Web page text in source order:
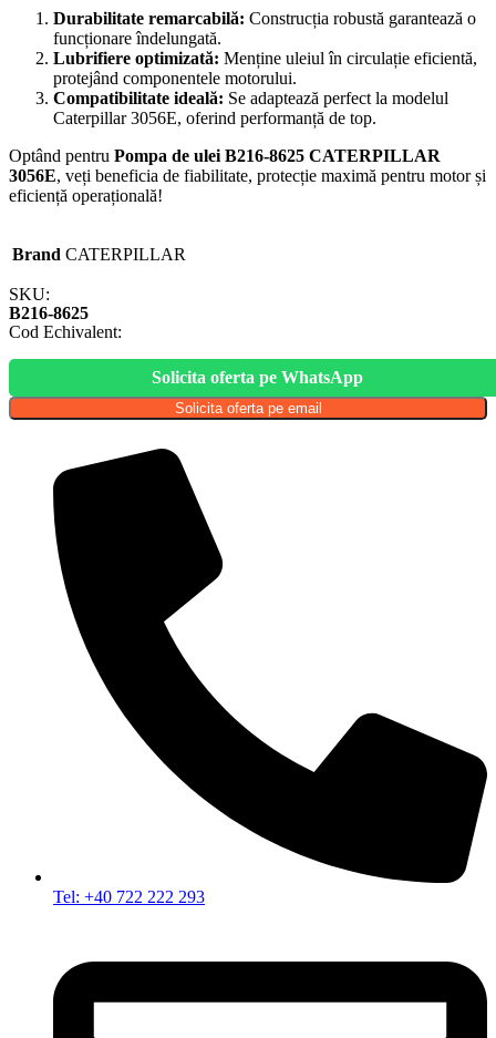
Durabilitate remarcabilă: Construcția robustă garantează o
funcționare îndelungată.
Lubrifiere optimizată: Menține uleiul în circulație eficientă,
protejând componentele motorului.
Compatibilitate ideală: Se adaptează perfect la modelul
Caterpillar 3056E, oferind performanță de top.
Optând pentru Pompa de ulei B216-8625 CATERPILLAR
3056E, veți beneficia de fiabilitate, protecție maximă pentru motor și
eficiență operațională!
Brand CATERPILLAR
SKU:
B216-8625
Cod Echivalent:
Solicita oferta pe WhatsApp
Solicita oferta pe email
Tel: +40 722 222 293